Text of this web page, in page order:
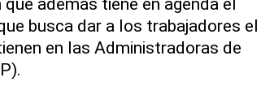
busca dar a los trabajadores el
en las Administradoras de